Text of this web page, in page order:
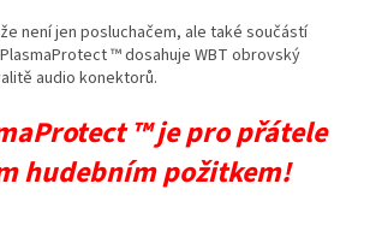
není jen posluchačem, ale také součástí
™ dosahuje WBT obrovský
audio konektorů.
™ jepro přátele
hudebním požitkem!